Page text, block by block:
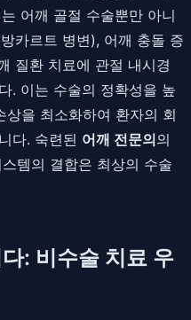
어깨 골절 수술뿐만 아니
카르트 병변), 어깨 충돌 증
질환 치료에 관절 내시경
. 이는 수술의 정확성을 높
을 최소화하여 환자의 회
다. 숙련된 어깨 전문의의
템의 결합은 최상의 수술
: 비수술 치료 우